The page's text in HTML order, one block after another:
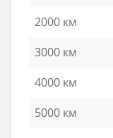
2000 км
3000 км
4000 км
5000 км